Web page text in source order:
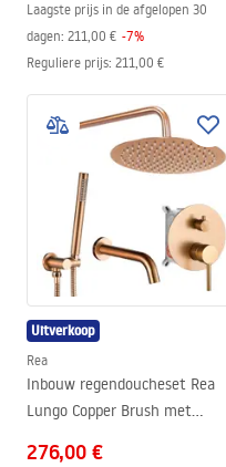
Laagste prijs in de afgelopen 30
dagen: 211,00 € -7%
Reguliere prijs: 211,00 €
Uitverkoop
Rea
Inbouw regendoucheset Rea
Lungo Copper Brush met
276,00 €